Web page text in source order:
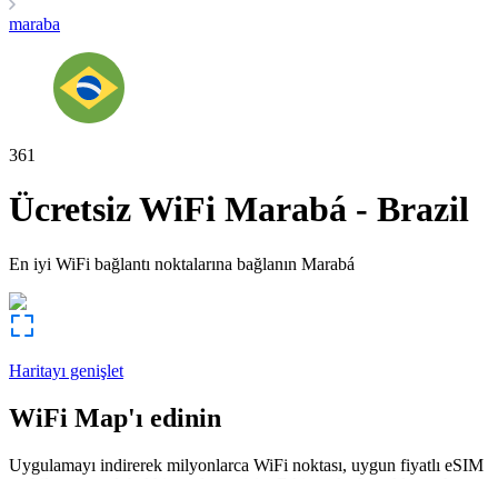
maraba
361
Ücretsiz WiFi Marabá - Brazil
En iyi WiFi bağlantı noktalarına bağlanın Marabá
Haritayı genişlet
WiFi Map'ı edinin
Uygulamayı indirerek milyonlarca WiFi noktası, uygun fiyatlı eSIM